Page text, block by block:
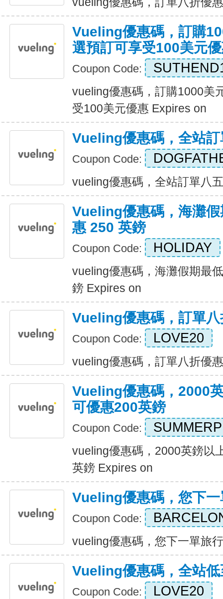
Vueling優惠碼，訂購
選預訂可享受100美元
Coupon Code:
vueling優惠碼，訂購1000美
受100美元優惠 Expires on
Vueling優惠碼，全站
Coupon Code:
vueling優惠碼，全站訂單八
Vueling優惠碼，海灘
惠 250 英鎊
Coupon Code: HOLIDAY
vueling優惠碼，海灘假期最
鎊 Expires on
Vueling優惠碼，訂單八
Coupon Code: LOVE20
vueling優惠碼，訂單八折優
Vueling優惠碼，2000
可優惠200英鎊
Coupon Code:
vueling優惠碼，2000英鎊以
英鎊 Expires on
Vueling優惠碼，您下
Coupon Code:
vueling優惠碼，您下一單旅
Vueling優惠碼，全站低
Coupon Code: LOVE20